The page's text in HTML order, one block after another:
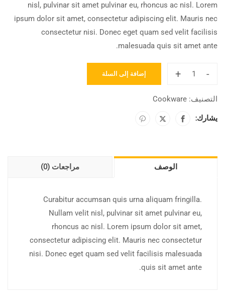
nisl, pulvinar sit amet pulvinar eu, rhoncus ac nisl. Lorem
ipsum dolor sit amet, consectetur adipiscing elit. Mauris nec
consectetur nisi. Donec eget quam sed velit facilisis
malesuada quis sit amet ante.
-
+ إضافة إلى السلة
التصنيف: Cookware
يشارك:
الوصف مراجعات (0)
Curabitur accumsan quis urna aliquam fringilla.
Nullam velit nisl, pulvinar sit amet pulvinar eu,
rhoncus ac nisl. Lorem ipsum dolor sit amet,
consectetur adipiscing elit. Mauris nec consectetur
nisi. Donec eget quam sed velit facilisis malesuada
quis sit amet ante.